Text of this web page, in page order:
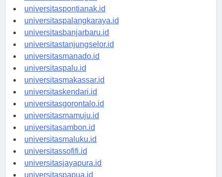
universitaskupang.id
universitaspontianak.id
universitaspalangkaraya.id
universitasbanjarbaru.id
universitastanjungselor.id
universitasmanado.id
universitaspalu.id
universitasmakassar.id
universitaskendari.id
universitasgorontalo.id
universitasmamuju.id
universitasambon.id
universitasmaluku.id
universitassofifi.id
universitasjayapura.id